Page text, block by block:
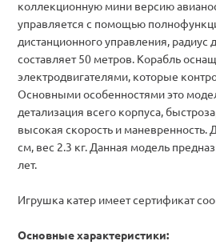
коллекционную мини версию
управляется с помощью
дистанционного управления, радиус
составляет 50 метров. Корабль
электродвигателями, которые
Основными особенностями это
детализация всего корпуса,
высокая скорость и маневренность.
см, вес 2.3 кг. Данная модель
лет.
Игрушка катер имеет сертификат
Основные характеристики: